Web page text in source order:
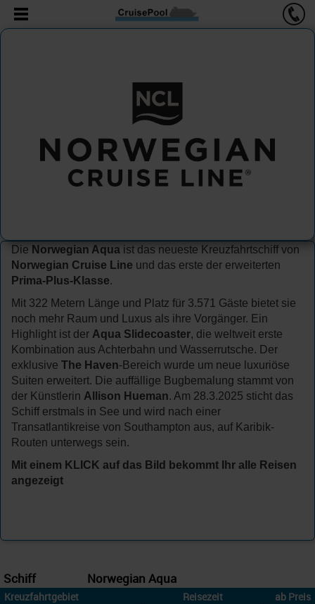
Die Norwegian Aqua ist das neueste Kreuzfahrtschiff von
Norwegian Cruise Line und das erste der erweiterten
Prima-Plus-Klasse.
Mit 322 Metern Länge und Platz für 3.571 Gäste bietet sie
noch mehr Raum und Luxus als ihre Vorgänger. Ein
Highlight ist der Aqua Slidecoaster, die weltweit erste
Kombination aus Achterbahn und Wasserrutsche. Der
exklusive The Haven-Bereich wurde um neue luxuriöse
Suiten erweitert. Die auffällige Bugbemalung stammt von
der Künstlerin Allison Hueman. Am 28.3.2025 sticht das
Schiff erstmals in See und wird nach einer
Transatlantikreise von Southampton aus, auf Karibik-
Routen unterwegs sein.
Mit einem KLICK auf das Bild bekommt Ihr alle Reisen
angezeigt
Schiff Norwegian Aqua
Kreuzfahrtgebiet Reisezeit ab Preis